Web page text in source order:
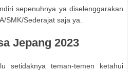
sepenuhnya ya diselenggarakan
SMK/Sederajat saja ya.
Jepang 2023
setidaknya teman-temen ketahui